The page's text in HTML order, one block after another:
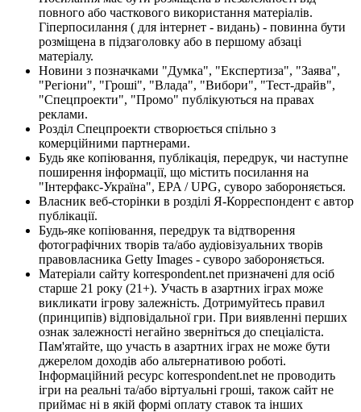
повного або часткового використання матеріалів.
Гіперпосилання ( для інтернет - видань) - повинна бути
розміщена в підзаголовку або в першому абзаці
матеріалу.
Новини з позначками "Думка", "Експертиза", "Заява",
"Регіони", "Гроші", "Влада", "Вибори", "Тест-драйв",
"Спецпроекти", "Промо" публікуються на правах
реклами.
Розділ Спецпроекти створюється спільно з
комерційними партнерами.
Будь яке копіювання, публікація, передрук, чи наступне
поширення інформації, що містить посилання на
"Інтерфакс-Україна", EPA / UPG, суворо забороняється.
Власник веб-сторінки в розділі Я-Корреспондент є автор
публікації.
Будь-яке копіювання, передрук та відтворення
фотографічних творів та/або аудіовізуальних творів
правовласника Getty Images - суворо забороняється.
Матеріали сайту korrespondent.net призначені для осіб
старше 21 року (21+). Участь в азартних іграх може
викликати ігрову залежність. Дотримуйтесь правил
(принципів) відповідальної гри. При виявленні перших
ознак залежності негайно зверніться до спеціаліста.
Пам'ятайте, що участь в азартних іграх не може бути
джерелом доходів або альтернативою роботі.
Інформаційний ресурс korrespondent.net не проводить
ігри на реальні та/або віртуальні гроші, також сайт не
приймає ні в якій формі оплату ставок та інших